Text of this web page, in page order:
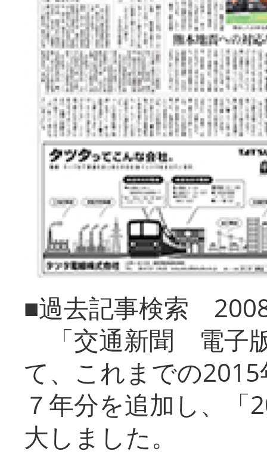
■過去記事検索
「交通新聞 電子
て、これまでの
７年分を追加し、「
大しまし